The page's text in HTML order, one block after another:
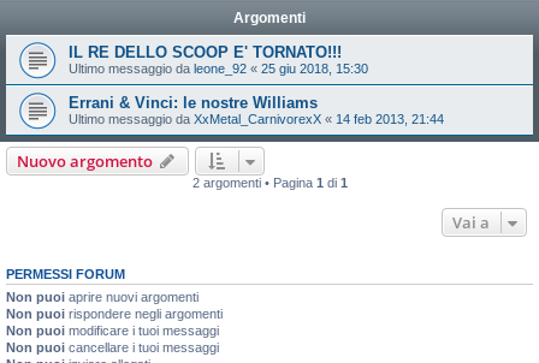
Argomenti
IL RE DELLO SCOOP E' TORNATO!!!
Ultimo messaggio da leone_92 « 25 giu 2018, 15:30
Errani & Vinci: le nostre Williams
Ultimo messaggio da XxMetal_CarnivorexX « 14 feb 2013, 21:44
Nuovo argomento
2 argomenti • Pagina 1 di 1
Vai a
PERMESSI FORUM
Non puoi aprire nuovi argomenti
Non puoi rispondere negli argomenti
Non puoi modificare i tuoi messaggi
Non puoi cancellare i tuoi messaggi